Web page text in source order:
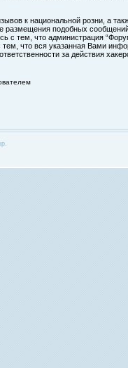
к национальной розни, а
размещения подобных
с тем, что администрация
что вся указанная Вами
за действия